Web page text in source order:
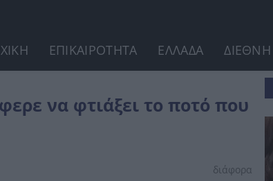
ΕΠΙΚΑΙΡΟΤΗΤΑ ΕΛΛΑΔΑ ΔΙΕΘΝΗ
να φτιάξει το ποτό που
διάφορα